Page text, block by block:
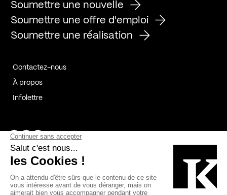
Soumettre une nouvelle
Soumettre une offre d'emploi
Soumettre une réalisation
Contactez-nous
À propos
Infolettre
Page Facebook de Kollectif
Page Instagram de Kollectif
Page Linkedin de Kollectif